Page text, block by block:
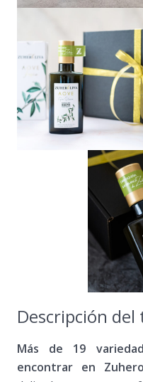
Descripción del
Más de 19
encontrar en